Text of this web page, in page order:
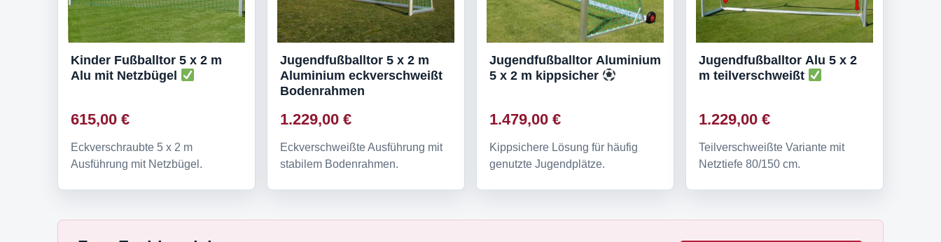
Kinder Fußballtor 5 x 2 m
Alu mit Netzbügel
615,00 €
Eckverschraubte 5 x 2 m
Ausführung mit Netzbügel.
Jugendfußballtor 5 x 2 m
Aluminium eckverschweißt
Bodenrahmen
1.229,00 €
Eckverschweißte Ausführung mit
stabilem Bodenrahmen.
Jugendfußballtor Aluminium
5 x 2 m kippsicher
1.479,00 €
Kippsichere Lösung für häufig
genutzte Jugendplätze.
Jugendfußballtor Alu 5 x 2
m teilverschweißt
1.229,00 €
Teilverschweißte Variante mit
Netztiefe 80/150 cm.